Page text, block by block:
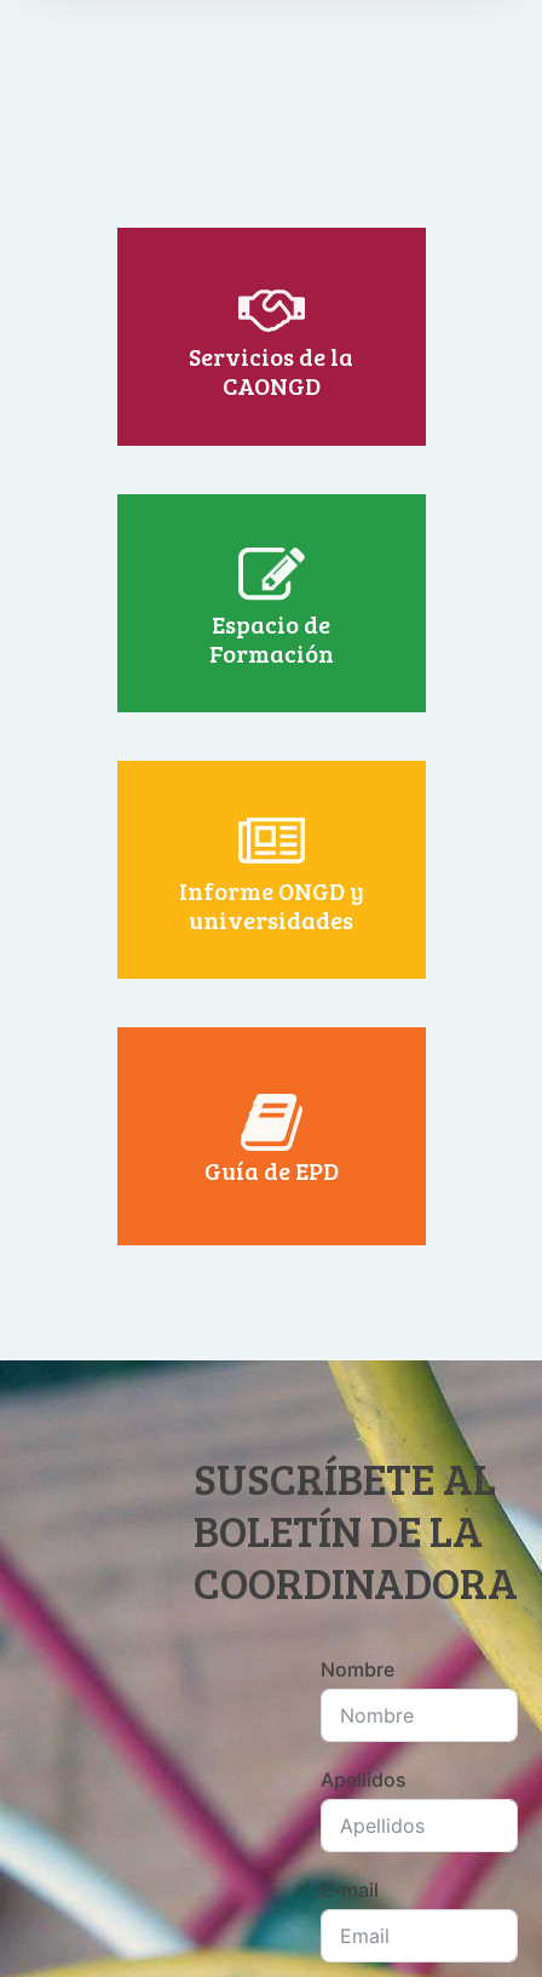
Servicios de la
CAONGD
Espacio de
Formación
Informe ONGD y
universidades
Guía de EPD
SUSCRÍBETE AL
BOLETÍN DE LA
COORDINADORA
Nombre
Apellidos
E-mail